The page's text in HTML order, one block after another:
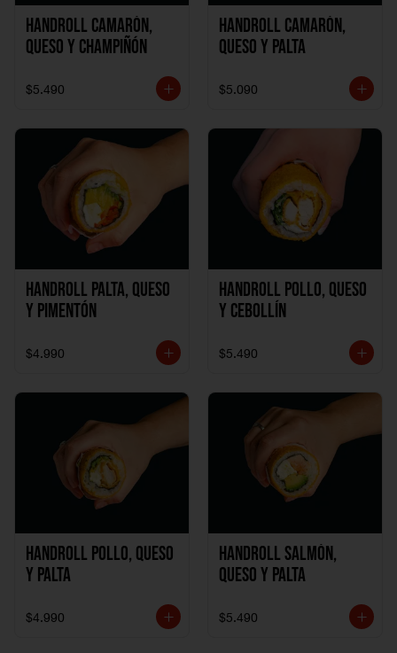
Handroll Camarón,
Queso y Champiñón
$5.490
Handroll Camarón,
Queso y Palta
$5.090
Handroll Palta, Queso
y Pimentón
$4.990
Handroll Pollo, Queso
y Cebollín
$5.490
Handroll Pollo, Queso
y Palta
$4.990
Handroll Salmón,
Queso y Palta
$5.490